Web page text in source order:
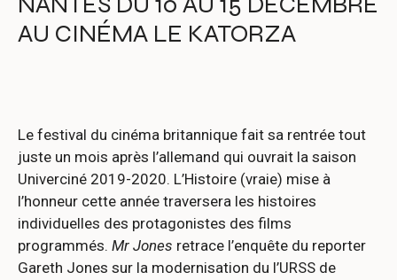
AU CINÉMA LE KATORZA
Le festival du cinéma britannique fait sa rentrée tout
juste un mois après l’allemand qui ouvrait la saison
Univerciné 2019-2020. L’Histoire (vraie) mise à
l’honneur cette année traversera les histoires
individuelles des protagonistes des films
programmés. Mr Jones retrace l’enquête du reporter
Gareth Jones sur la modernisation du l’URSS de